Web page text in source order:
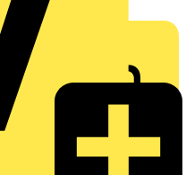
Zugang zu Branchennews,